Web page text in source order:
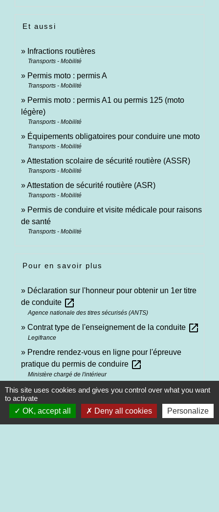
Et aussi
Infractions routières
Transports - Mobilité
Permis moto : permis A
Transports - Mobilité
Permis moto : permis A1 ou permis 125 (moto
légère)
Transports - Mobilité
Équipements obligatoires pour conduire une moto
Transports - Mobilité
Attestation scolaire de sécurité routière (ASSR)
Transports - Mobilité
Attestation de sécurité routière (ASR)
Transports - Mobilité
Permis de conduire et visite médicale pour raisons
de santé
Transports - Mobilité
Pour en savoir plus
Déclaration sur l'honneur pour obtenir un 1er titre
de conduite open_in_new
Agence nationale des titres sécurisés (ANTS)
Contrat type de l'enseignement de la conduite open_in_new
Legifrance
Prendre rendez-vous en ligne pour l'épreuve
pratique du permis de conduire open_in_new
Ministère chargé de l'intérieur
Nouveau permis moto à partir de mars 2020 open_in_new
Ministère chargé de l'intérieur
Signaler une erreur sur cette page
This site uses cookies and gives you control over what you want
to activate
OK, accept all
Deny all cookies Personalize